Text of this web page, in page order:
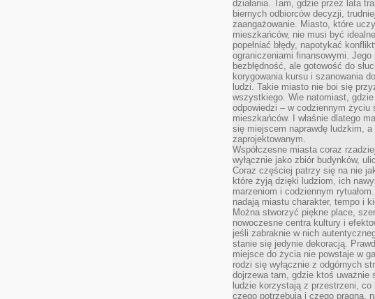
działania. Tam, gdzie przez lata
biernych odbiorców decyzji,
zaangażowanie. Miasto, które
mieszkańców, nie musi być
popełniać błędy, napotykać
ograniczeniami finansowymi. Jego
bezbłędność, ale gotowość do
korygowania kursu i szanowania
ludzi. Takie miasto nie boi się
wszystkiego. Wie natomiast,
odpowiedzi – w codziennym życiu
mieszkańców. I właśnie dlatego
się miejscem naprawdę ludzkim,
zaprojektowanym.
Współczesne miasta coraz
wyłącznie jako zbiór budynków,
Coraz częściej patrzy się na nie
które żyją dzięki ludziom, ich
marzeniom i codziennym
nadają miastu charakter, tempo i
Można stworzyć piękne place,
nowoczesne centra kultury i
jeśli zabraknie w nich
stanie się jedynie dekoracją.
miejsce do życia nie powstaje w
rodzi się wyłącznie z odgórnych
dojrzewa tam, gdzie ktoś uważnie
ludzie korzystają z przestrzeni,
czego potrzebują i czego pragną,